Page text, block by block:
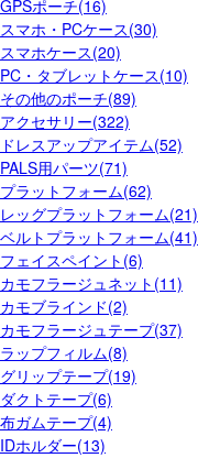
GPSポーチ(16)
スマホ・PCケース(30)
スマホケース(20)
PC・タブレットケース(10)
その他のポーチ(89)
アクセサリー(322)
ドレスアップアイテム(52)
PALS用パーツ(71)
プラットフォーム(62)
レッグプラットフォーム(21)
ベルトプラットフォーム(41)
フェイスペイント(6)
カモフラージュネット(11)
カモブラインド(2)
カモフラージュテープ(37)
ラップフィルム(8)
グリップテープ(19)
ダクトテープ(6)
布ガムテープ(4)
IDホルダー(13)